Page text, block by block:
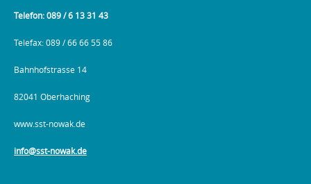
Telefon: 089 / 6 13 31 43
Telefax: 089 / 66 66 55 86
Bahnhofstrasse 14
82041 Oberhaching
www.sst-nowak.de
info@sst-nowak.de